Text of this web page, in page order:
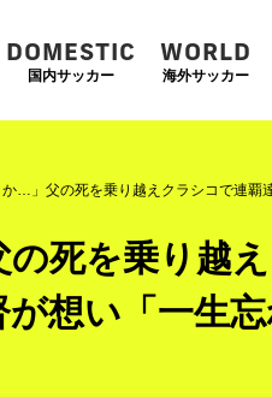
DOMESTIC
国内サッカー
WORLD
海外サッカー
…」父の死を乗り越えクラシコで連覇
死を乗り越
想い「一生